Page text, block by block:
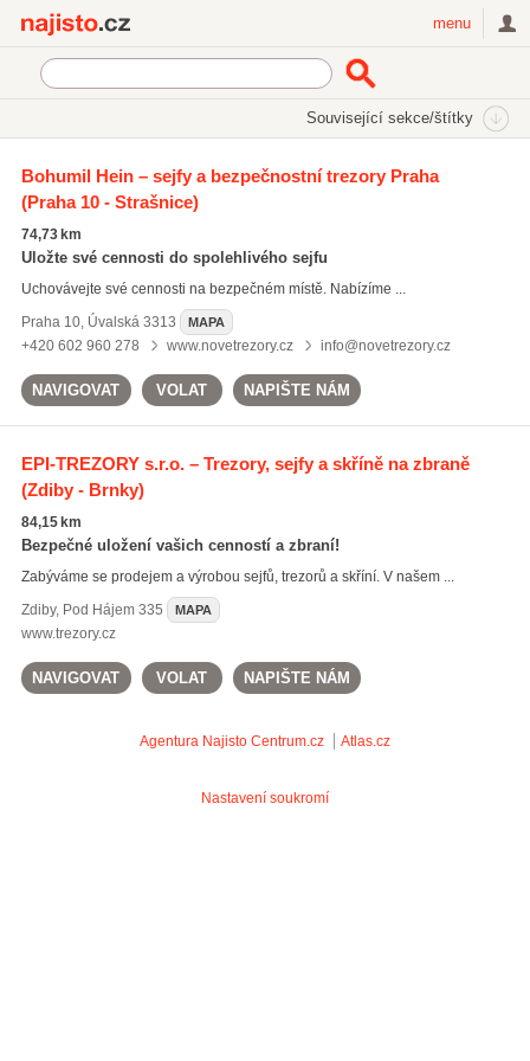
menu
Související sekce/štítky
nábytkové trezory(11)
bazary trezorů
trezory do zdi
Všechny související štítky
Bohumil Hein – sejfy a bezpečnostní trezory Praha
(Praha 10 - Strašnice)
74,73 km
Uložte své cennosti do spolehlivého sejfu
Uchovávejte své cennosti na bezpečném místě. Nabízíme ...
Praha 10, Úvalská 3313 MAPA
+420 602 960 278 www.novetrezory.cz info@novetrezory.cz
NAVIGOVAT VOLAT NAPIŠTE NÁM
EPI-TREZORY s.r.o. – Trezory, sejfy a skříně na zbraně
(Zdiby - Brnky)
84,15 km
Bezpečné uložení vašich cenností a zbraní!
Zabýváme se prodejem a výrobou sejfů, trezorů a skříní. V našem ...
Zdiby, Pod Hájem 335 MAPA
www.trezory.cz
NAVIGOVAT VOLAT NAPIŠTE NÁM
Agentura Najisto Centrum.cz Atlas.cz
Nastavení soukromí